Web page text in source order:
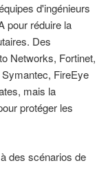
d'ingénieurs
pour réduire la
Des
Networks, Fortinet,
FireEye
mais la
protéger les
des scénarios de